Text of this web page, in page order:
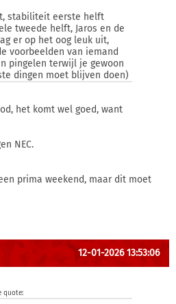
stabiliteit eerste helft
tweede helft, Jaros en de
er op het oog leuk uit,
voorbeelden van iemand
pingelen terwijl je gewoon
dingen moet blijven doen)
het komt wel goed, want
NEC.
prima weekend, maar dit moet
12-01-2026 13:53:06
quote: